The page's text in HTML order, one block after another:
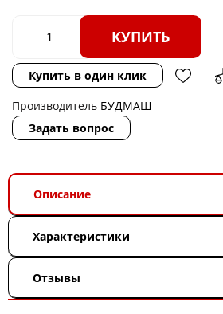
КУПИТЬ
Купить в один клик
Производитель БУДМАШ
Задать вопрос
Описание
Характеристики
Отзывы